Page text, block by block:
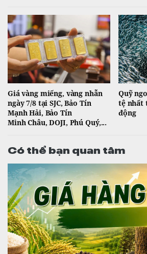
Giá vàng miếng, vàng nhẫn
ngày 7/8 tại SJC, Bảo Tín
Mạnh Hải, Bảo Tín
Minh Châu, DOJI, Phú Quý,...
Quỹ
tệ nhất
động
Có thể bạn quan tâm